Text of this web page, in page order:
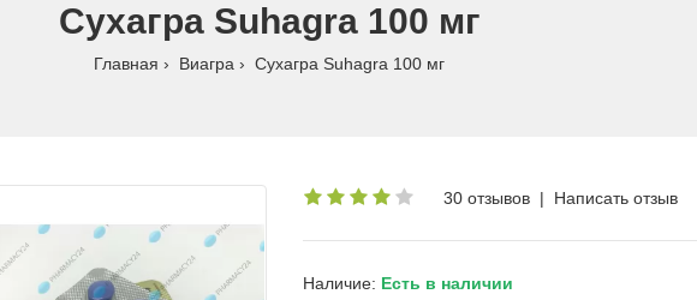
Сухагра Suhagra 100 мг
Главная Виагра Сухагра Suhagra 100 мг
30 отзывов | Написать отзыв
Наличие: Есть в наличии